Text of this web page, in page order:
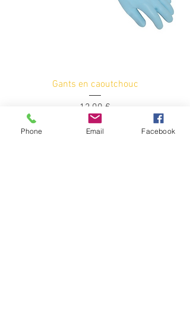
Gants en caoutchouc
Prix
12,00 €
Ajouter au panier
Phone Email Facebook